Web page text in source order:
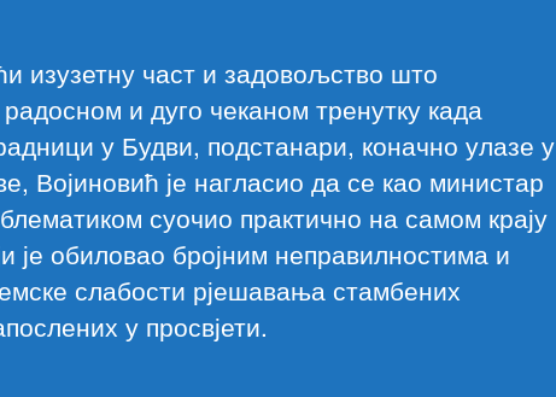
изузетну част и задовољство што
радосном и дуго чеканом тренутку када
у Будви, подстанари, коначно улазе у
Војиновић је нагласио да се као министар
суочио практично на самом крају
је обиловао бројним неправилностима и
слабости рјешавања стамбених
у просвјети.